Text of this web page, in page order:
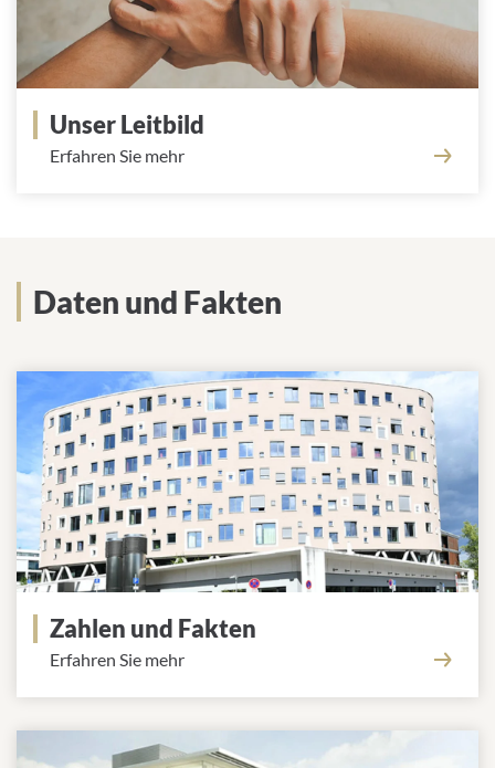
Unser Leitbild
Erfahren Sie mehr
Daten und Fakten
Zahlen und Fakten
Erfahren Sie mehr